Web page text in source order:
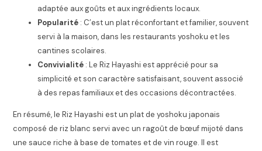
adaptée aux goûts et aux ingrédients locaux.
Popularité : C’est un plat réconfortant et familier, souvent
servi à la maison, dans les restaurants yoshoku et les
cantines scolaires.
Convivialité : Le Riz Hayashi est apprécié pour sa
simplicité et son caractère satisfaisant, souvent associé
à des repas familiaux et des occasions décontractées.
En résumé, le Riz Hayashi est un plat de yoshoku japonais
composé de riz blanc servi avec un ragoût de bœuf mijoté dans
une sauce riche à base de tomates et de vin rouge. Il est